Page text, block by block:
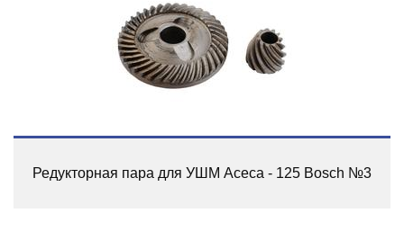
Редукторная пара для УШМ Асеса - 125 Bosch №3